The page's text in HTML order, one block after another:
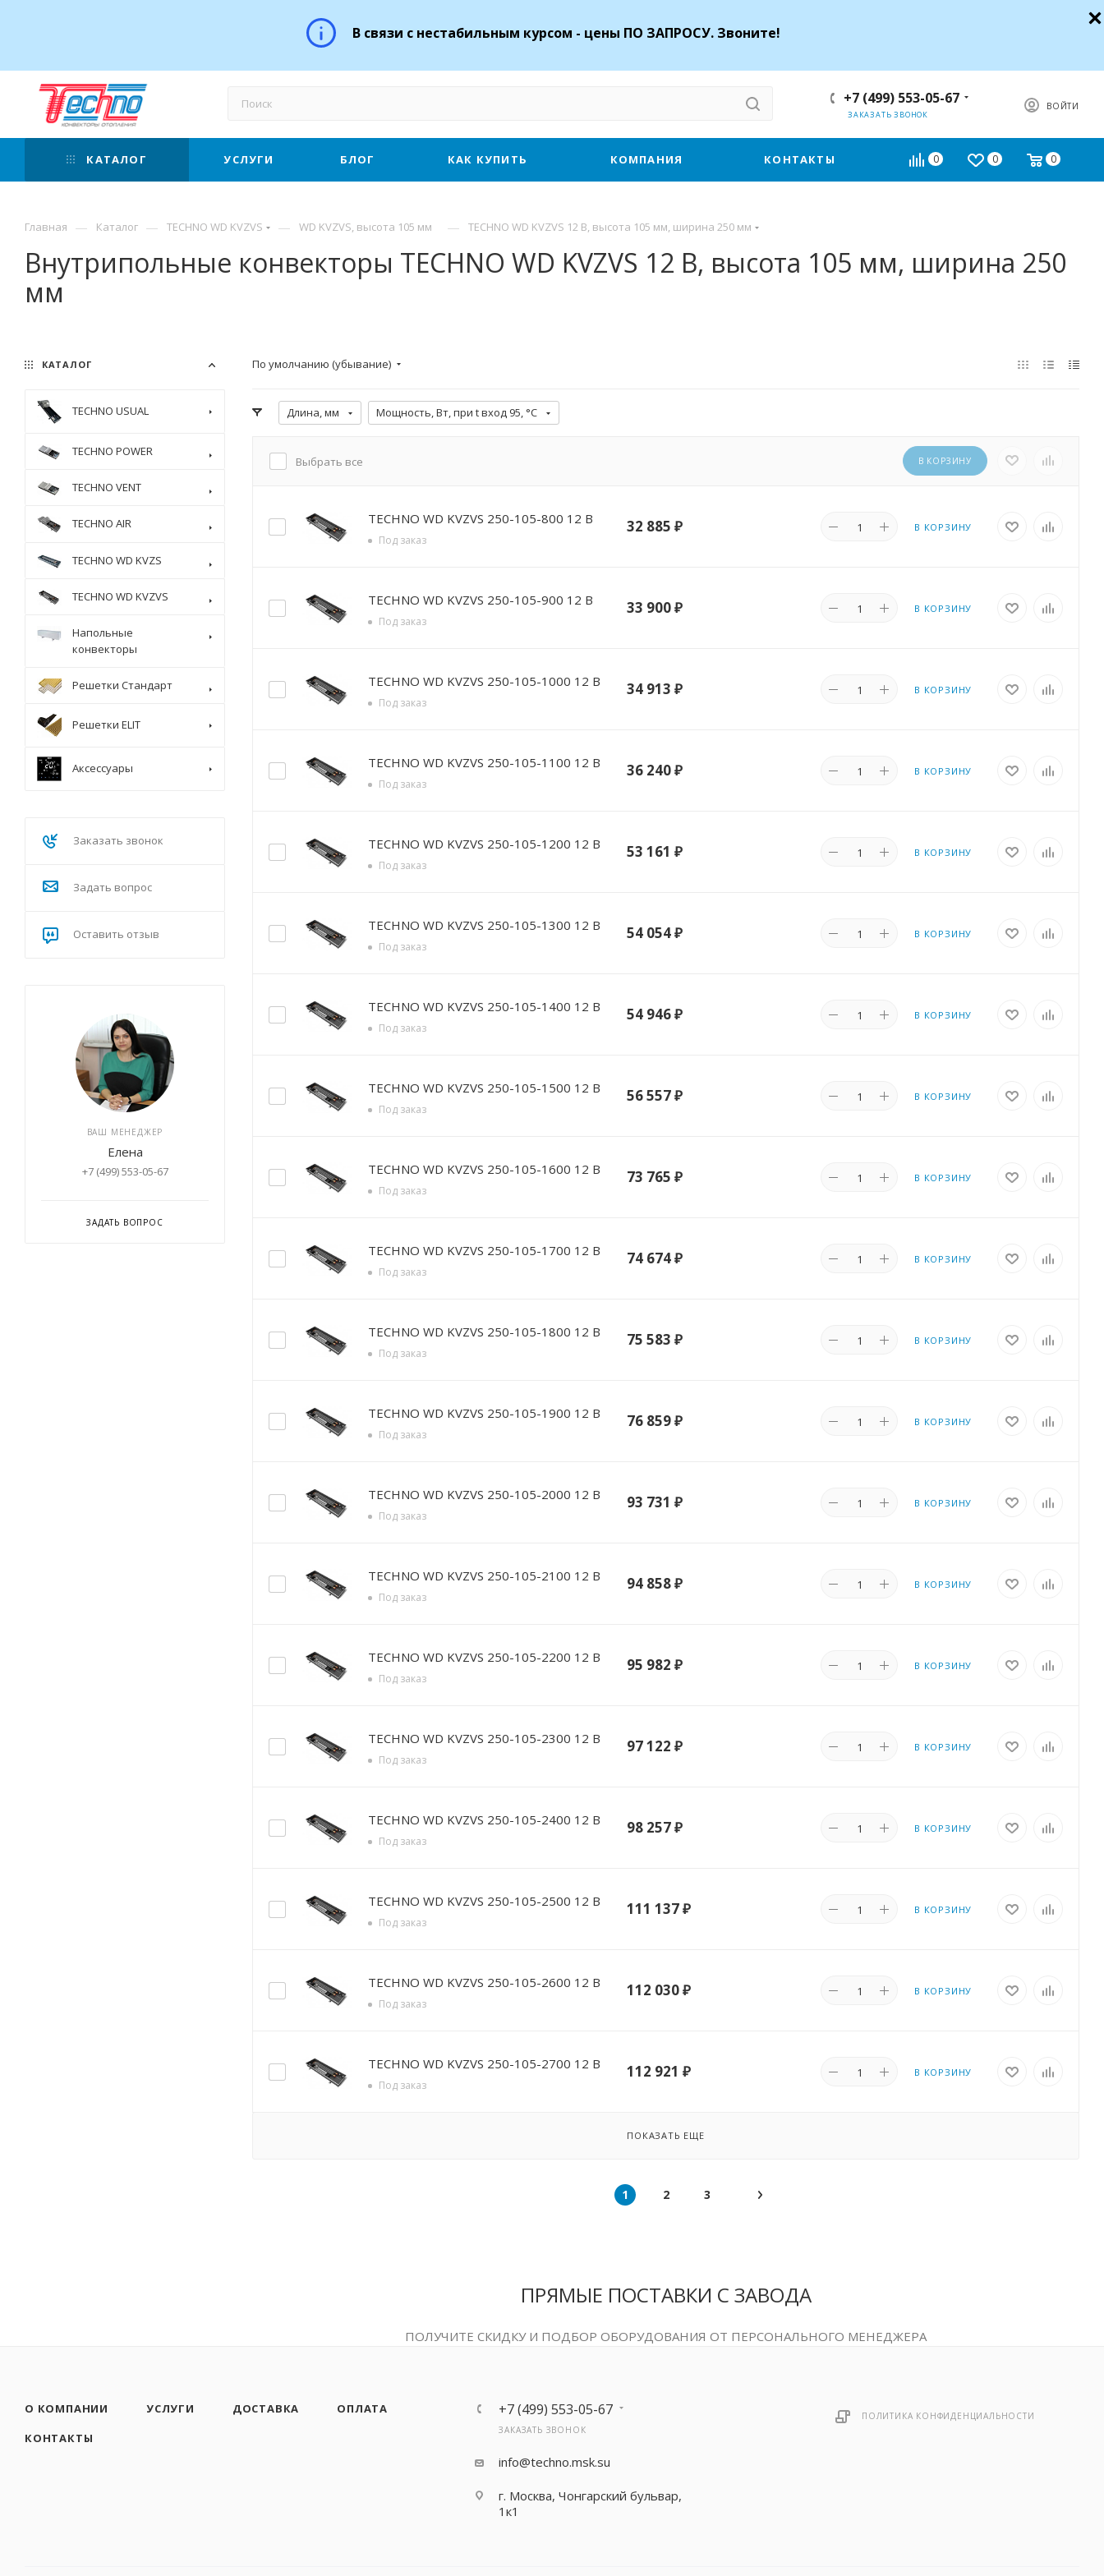
В связи с нестабильным курсом - цены ПО ЗАПРОСУ. Звоните!
ВОЙТИ
+7 (499) 553-05-67
ЗАКАЗАТЬ ЗВОНОК
0 0 0
КАТАЛОГ УСЛУГИ БЛОГ КАК КУПИТЬ КОМПАНИЯ КОНТАКТЫ
Главная — Каталог — TECHNO WD KVZVS — WD KVZVS, высота 105 мм — TECHNO WD KVZVS 12 В, высота 105 мм, ширина 250 мм
Внутрипольные конвекторы TECHNO WD KVZVS 12 В, высота 105 мм, ширина 250
мм
По умолчанию (убывание)
Длина, мм Мощность, Вт, при t вход 95, °C
Выбрать все В КОРЗИНУ
TECHNO WD KVZVS 250-105-800 12 В
Под заказ
32 885 ₽ В КОРЗИНУ
TECHNO WD KVZVS 250-105-900 12 В
Под заказ
33 900₽ В КОРЗИНУ
TECHNO WD KVZVS 250-105-1000 12 В
Под заказ
34 913 ₽ В КОРЗИНУ
TECHNO WD KVZVS 250-105-1100 12 В
Под заказ
36 240₽ В КОРЗИНУ
TECHNO WD KVZVS 250-105-1200 12 В
Под заказ
53 161 ₽ В КОРЗИНУ
TECHNO WD KVZVS 250-105-1300 12 В
Под заказ
54 054₽ В КОРЗИНУ
TECHNO WD KVZVS 250-105-1400 12 В
Под заказ
54 946₽ В КОРЗИНУ
TECHNO WD KVZVS 250-105-1500 12 В
Под заказ
56 557₽ В КОРЗИНУ
TECHNO WD KVZVS 250-105-1600 12 В
Под заказ
73 765 ₽ В КОРЗИНУ
TECHNO WD KVZVS 250-105-1700 12 В
Под заказ
74 674₽ В КОРЗИНУ
TECHNO WD KVZVS 250-105-1800 12 В
Под заказ
75 583 ₽ В КОРЗИНУ
TECHNO WD KVZVS 250-105-1900 12 В
Под заказ
76 859₽ В КОРЗИНУ
TECHNO WD KVZVS 250-105-2000 12 В
Под заказ
93 731 ₽ В КОРЗИНУ
TECHNO WD KVZVS 250-105-2100 12 В
Под заказ
94 858₽ В КОРЗИНУ
TECHNO WD KVZVS 250-105-2200 12 В
Под заказ
95 982 ₽ В КОРЗИНУ
TECHNO WD KVZVS 250-105-2300 12 В
Под заказ
97 122 ₽ В КОРЗИНУ
TECHNO WD KVZVS 250-105-2400 12 В
Под заказ
98 257₽ В КОРЗИНУ
TECHNO WD KVZVS 250-105-2500 12 В
Под заказ
111 137₽ В КОРЗИНУ
TECHNO WD KVZVS 250-105-2600 12 В
Под заказ
112 030₽ В КОРЗИНУ
TECHNO WD KVZVS 250-105-2700 12 В
Под заказ
112 921 ₽ В КОРЗИНУ
ПОКАЗАТЬ ЕЩЕ
1 2 3
ПРЯМЫЕ ПОСТАВКИ С ЗАВОДА
ПОЛУЧИТЕ СКИДКУ И ПОДБОР ОБОРУДОВАНИЯ ОТ ПЕРСОНАЛЬНОГО МЕНЕДЖЕРА
КАТАЛОГ
TECHNO USUAL
TECHNO POWER
TECHNO VENT
TECHNO AIR
TECHNO WD KVZS
TECHNO WD KVZVS
Напольные
конвекторы
Решетки Стандарт
Решетки ELIT
Аксессуары
Заказать звонок
Задать вопрос
Оставить отзыв
ВАШ МЕНЕДЖЕР
Елена
+7 (499) 553-05-67
ЗАДАТЬ ВОПРОС
О КОМПАНИИ УСЛУГИ ДОСТАВКА
ОПЛАТА
КОНТАКТЫ
+7 (499) 553-05-67
ЗАКАЗАТЬ ЗВОНОК
info@techno.msk.su
г. Москва, Чонгарский бульвар,
1к1
ПОЛИТИКА КОНФИДЕНЦИАЛЬНОСТИ